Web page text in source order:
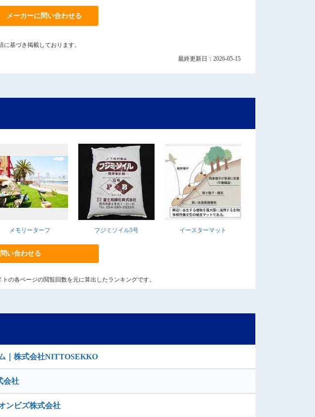
メーカーに問い合わせる
基づき掲載しております。
最終更新日：2026-05-15
メモリーターフ フジミソイル5号 イースターマット
い合わせる
の各ページの閲覧回数を元に算出したランキングです。
株式会社NITTOSEKKO
会社
ンビズ株式会社